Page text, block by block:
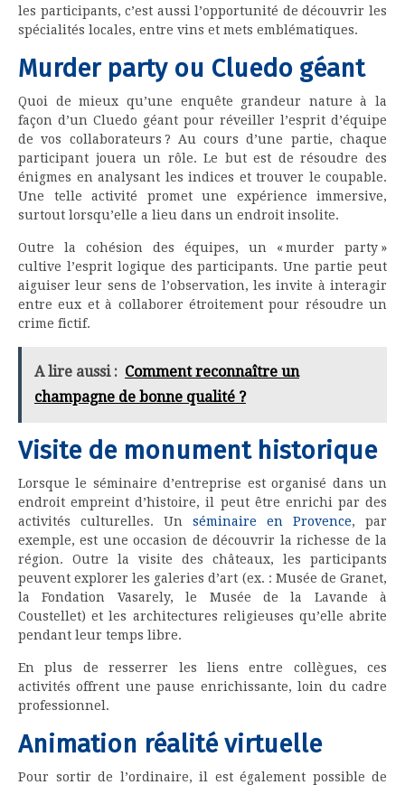
les participants, c’est aussi l’opportunité de découvrir les
spécialités locales, entre vins et mets emblématiques.
Murder party ou Cluedo géant
Quoi de mieux qu’une enquête grandeur nature à la
façon d’un Cluedo géant pour réveiller l’esprit d’équipe
de vos collaborateurs ? Au cours d’une partie, chaque
participant jouera un rôle. Le but est de résoudre des
énigmes en analysant les indices et trouver le coupable.
Une telle activité promet une expérience immersive,
surtout lorsqu’elle a lieu dans un endroit insolite.
Outre la cohésion des équipes, un « murder party »
cultive l’esprit logique des participants. Une partie peut
aiguiser leur sens de l’observation, les invite à interagir
entre eux et à collaborer étroitement pour résoudre un
crime fictif.
A lire aussi : Comment reconnaître un
champagne de bonne qualité ?
Visite de monument historique
Lorsque le séminaire d’entreprise est organisé dans un
endroit empreint d’histoire, il peut être enrichi par des
activités culturelles. Un séminaire en Provence, par
exemple, est une occasion de découvrir la richesse de la
région. Outre la visite des châteaux, les participants
peuvent explorer les galeries d’art (ex. : Musée de Granet,
la Fondation Vasarely, le Musée de la Lavande à
Coustellet) et les architectures religieuses qu’elle abrite
pendant leur temps libre.
En plus de resserrer les liens entre collègues, ces
activités offrent une pause enrichissante, loin du cadre
professionnel.
Animation réalité virtuelle
Pour sortir de l’ordinaire, il est également possible de